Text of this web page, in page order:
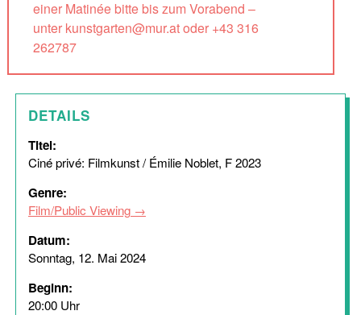
einer Matinée bitte bis zum Vorabend –
unter kunstgarten@mur.at oder +43 316
262787
DETAILS
Titel:
Ciné privé: Filmkunst / Émilie Noblet, F 2023
Genre:
Film/Public Viewing
Datum:
Sonntag, 12. Mai 2024
Beginn:
20:00 Uhr